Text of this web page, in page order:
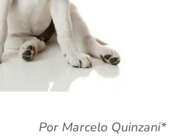
Por Marcelo Quinzani*